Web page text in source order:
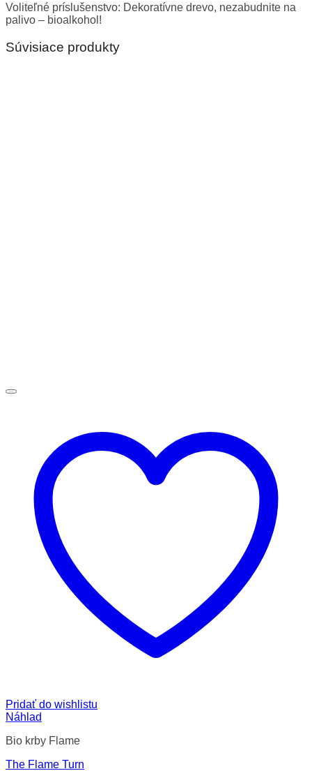
Voliteľné príslušenstvo: Dekoratívne drevo, nezabudnite na
palivo – bioalkohol!
Súvisiace produkty
Pridať do wishlistu
Náhlad
Bio krby Flame
The Flame Turn